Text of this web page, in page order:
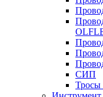
СИП
Тросы